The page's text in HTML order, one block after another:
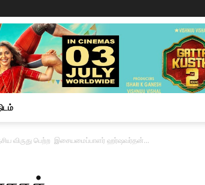
விருது பெற்ற இசையமைப்பாளர் ஹர்ஷவர்தன்...